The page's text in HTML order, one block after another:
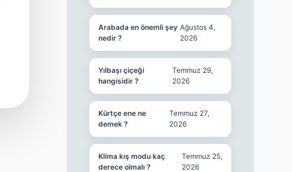
Arabada en önemli şey
nedir ?
Ağustos 4,
2026
Yılbaşı çiçeği
hangisidir ?
Temmuz 29,
2026
Kürtçe ene ne
demek ?
Temmuz 27,
2026
Klima kış modu kaç
derece olmalı ?
Temmuz 25,
2026